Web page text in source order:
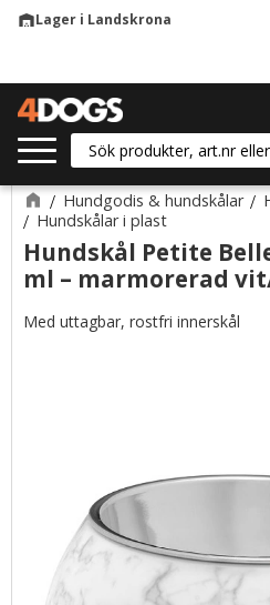
warehouseLager i Landskrona
Hundgodis & hundskålar
Hundskålar i plast
Hundskål Petite
ml – marmorerad
Med uttagbar, rostfri innerskål